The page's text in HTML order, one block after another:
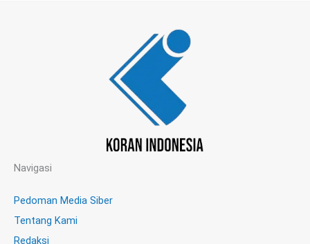
Navigasi
Pedoman Media Siber
Tentang Kami
Redaksi